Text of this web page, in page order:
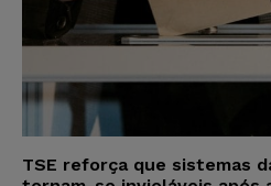
TSE reforça que sistemas